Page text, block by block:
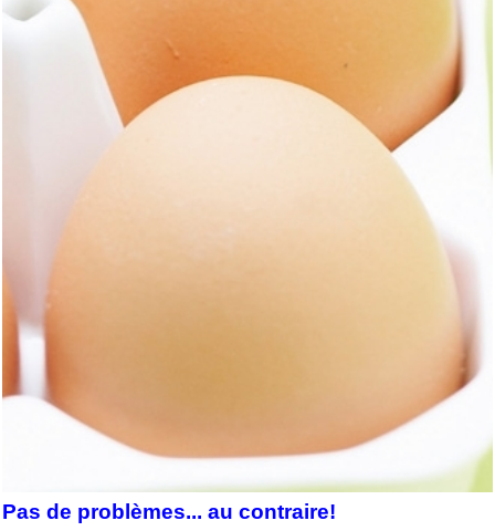
Pas de problèmes... au contraire!